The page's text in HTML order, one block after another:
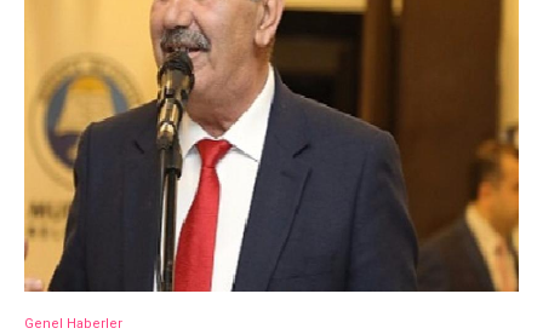
Genel Haberler